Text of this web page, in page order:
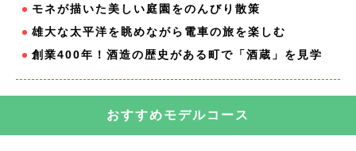
モネが描いた美しい庭園をのんびり散策
雄大な太平洋を眺めながら電車の旅を楽しむ
創業400年！酒造の歴史がある町で「酒蔵」を見学
おすすめモデルコース